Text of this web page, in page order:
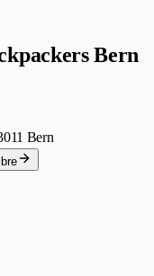
Bern
Bern